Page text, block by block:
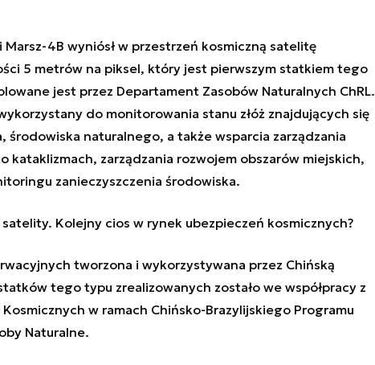
Marsz-4B wyniósł w przestrzeń kosmiczną satelitę
5 metrów na piksel, który jest pierwszym statkiem tego
jest przez Departament Zasobów Naturalnych ChRL.
do monitorowania stanu złóż znajdujących się
środowiska naturalnego, a także wsparcia zarządzania
kataklizmach, zarządzania rozwojem obszarów miejskich,
zanieczyszczenia środowiska.
Kolejny cios w rynek ubezpieczeń kosmicznych?
tworzona i wykorzystywana przez Chińską
tego typu zrealizowanych zostało we współpracy z
w ramach Chińsko-Brazylijskiego Programu
Naturalne.